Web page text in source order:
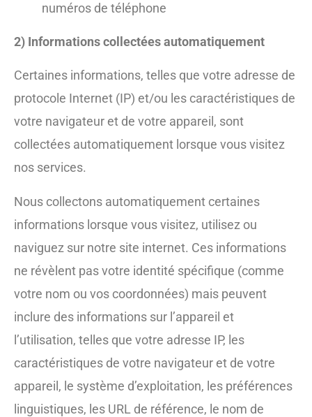
numéros de téléphone
2) Informations collectées automatiquement
Certaines informations, telles que votre adresse de
protocole Internet (IP) et/ou les caractéristiques de
votre navigateur et de votre appareil, sont
collectées automatiquement lorsque vous visitez
nos services.
Nous collectons automatiquement certaines
informations lorsque vous visitez, utilisez ou
naviguez sur notre site internet. Ces informations
ne révèlent pas votre identité spécifique (comme
votre nom ou vos coordonnées) mais peuvent
inclure des informations sur l’appareil et
l’utilisation, telles que votre adresse IP, les
caractéristiques de votre navigateur et de votre
appareil, le système d’exploitation, les préférences
linguistiques, les URL de référence, le nom de